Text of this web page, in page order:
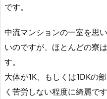
です。
中流マンションの一室を思
いのですが、ほとんどの寮
す。
大体が1K、もしくは1DKの
く苦労しない程度に綺麗です